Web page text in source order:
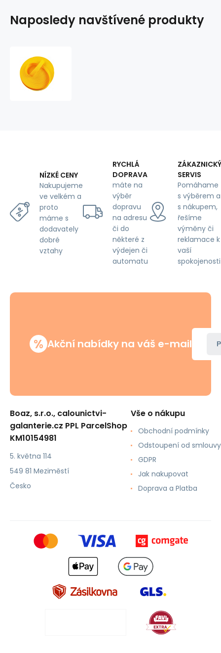
Naposledy navštívené produkty
NÍZKÉ CENY
Nakupujeme
ve velkém a
proto
máme s
dodavately
dobré
vztahy
RYCHLÁ
DOPRAVA
máte na
výběr
dopravu
na adresu
či do
některé z
výdejen či
automatu
ZÁKAZNICKÝ
SERVIS
Pomáhame
s výběrem a
s nákupem,
řešíme
výměny či
reklamace k
vaší
spokojenosti
% Akční nabídky na váš e-mail
Boaz, s.r.o., calounictvi-
galanterie.cz PPL ParcelShop
KM10154981
5. května 114
549 81 Meziměstí
Česko
Vše o nákupu
Obchodní podmínky
Odstoupení od smlouvy
GDPR
Jak nakupovat
Doprava a Platba